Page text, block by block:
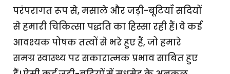
परंपरागत रूप से, मसाले और जड़ी-बूटियाँ सदियों
से हमारी चिकित्सा पद्धति का हिस्सा रही हैं। वे कई
आवश्यक पोषक तत्वों से भरे हुए हैं, जो हमारे
समग्र स्वास्थ्य पर सकारात्मक प्रभाव साबित हुए